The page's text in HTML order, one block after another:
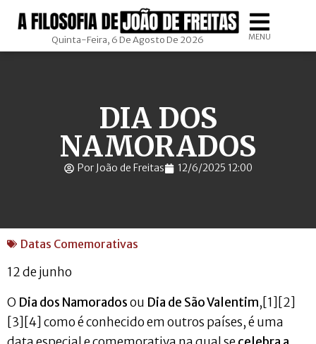
Quinta-Feira, 6 De Agosto De 2026 MENU
DIA DOS
NAMORADOS
Por João de Freitas 12/6/2025 12:00
Datas Comemorativas
12 de junho
O Dia dos Namoradosou Dia de São Valentim,[1][2]
[3][4] como é conhecido em outros países, é uma